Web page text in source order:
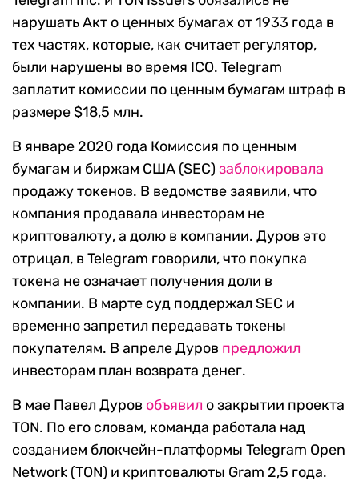
нарушать Акт о ценных бумагах от 1933 года в
тех частях, которые, как считает регулятор,
были нарушены во время ICO. Telegram
заплатит комиссии по ценным бумагам штраф в
размере $18,5 млн.
В январе 2020 года Комиссия по ценным
бумагам и биржам США (SEC) заблокировала
продажу токенов. В ведомстве заявили, что
компания продавала инвесторам не
криптовалюту, а долю в компании. Дуров это
отрицал, в Telegram говорили, что покупка
токена не означает получения доли в
компании. В марте суд поддержал SEC и
временно запретил передавать токены
покупателям. В апреле Дуров предложил
инвесторам план возврата денег.
В мае Павел Дуров объявил о закрытии проекта
TON. По его словам, команда работала над
созданием блокчейн-платформы Telegram Open
Network (TON) и криптовалюты Gram 2,5 года.